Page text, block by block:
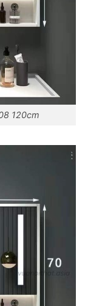
120cm